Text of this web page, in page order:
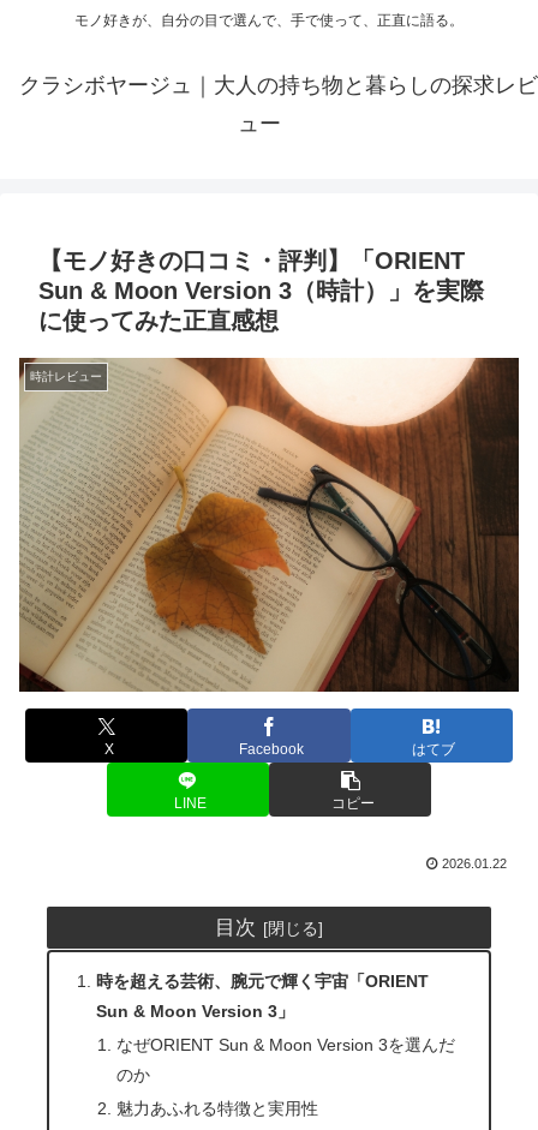
モノ好きが、自分の目で選んで、手で使って、正直に語る。
クラシボヤージュ｜大人の持ち物と暮らしの探求レビ
ュー
【モノ好きの口コミ・評判】「ORIENT
Sun & Moon Version 3（時計）」を実際
に使ってみた正直感想
時計レビュー
X Facebook はてブ
LINE コピー
2026.01.22
目次
時を超える芸術、腕元で輝く宇宙「ORIENT
Sun & Moon Version 3」
なぜORIENT Sun & Moon Version 3を選んだ
のか
魅力あふれる特徴と実用性